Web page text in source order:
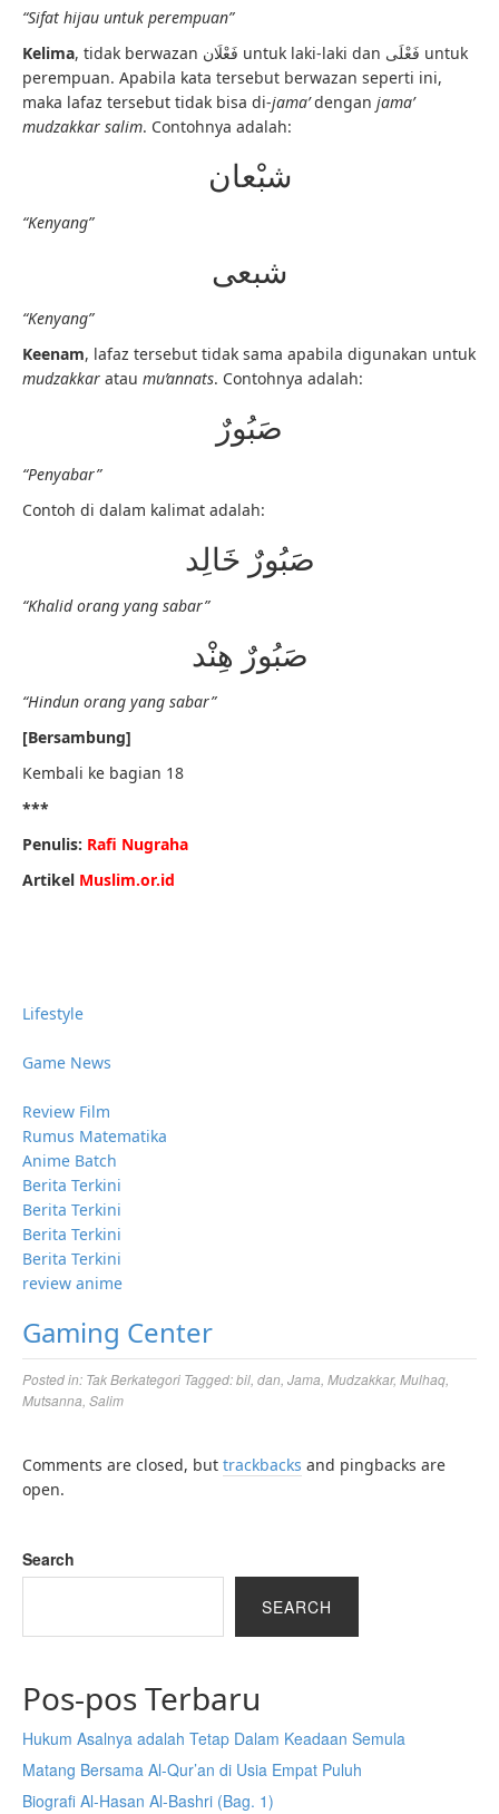
“Sifat hijau untuk perempuan”
Kelima, tidak berwazan فَعْلَان untuk laki-laki dan فَعْلَى untuk
perempuan. Apabila kata tersebut berwazan seperti ini,
maka lafaz tersebut tidak bisa di-jama’dengan jama’
mudzakkar salim. Contohnya adalah:
شبْعان
“Kenyang”
شبعى
“Kenyang”
Keenam, lafaz tersebut tidak sama apabila digunakan untuk
mudzakkar atau mu’annats. Contohnya adalah:
صَبُورٌ
“Penyabar”
Contoh di dalam kalimat adalah:
صَبُورٌ خَالِد
“Khalid orang yang sabar”
صَبُورٌ هِنْد
“Hindun orang yang sabar”
[Bersambung]
Kembali ke bagian 18
***
Penulis: Rafi Nugraha
Artikel Muslim.or.id
Lifestyle
Game News
Review Film
Rumus Matematika
Anime Batch
Berita Terkini
Berita Terkini
Berita Terkini
Berita Terkini
review anime
Gaming Center
Posted in: Tak Berkategori Tagged:bil dan Jama Mudzakkar, Mulhaq
Mutsanna Salim
Comments are closed, but trackbacks and pingbacks are
open.
Search
SEARCH
Pos-pos Terbaru
Hukum Asalnya adalah Tetap Dalam Keadaan Semula
Matang Bersama Al-Qur’an di Usia Empat Puluh
Biografi Al-Hasan Al-Bashri (Bag. 1)